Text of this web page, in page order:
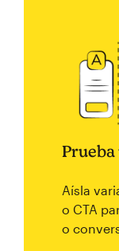
Prueba
Aísla
o CTA
o